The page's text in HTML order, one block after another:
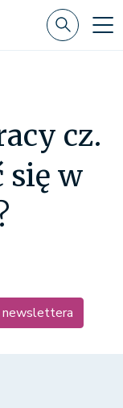
cz.
się w
newslettera